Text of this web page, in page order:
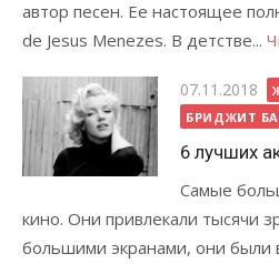
автор песен. Ее настоящее
de Jesus Menezes. В детстве...
07.11.2018
БРИДЖИТ
6 лучших
Самые
кино. Они привлекали тысячи
большими экранами, они были